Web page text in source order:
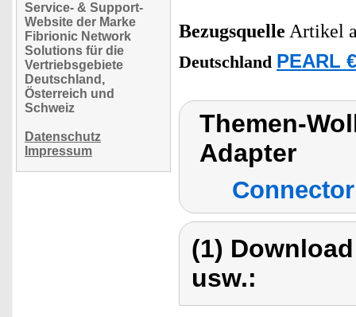
Service- & Support-
Website der Marke
Fibrionic Network
Solutions für die
Vertriebsgebiete
Deutschland,
Österreich und
Schweiz
Datenschutz
Impressum
Bezugsquelle Artikel
Deutschland PEARL
Themen-
Adapter
(1)
usw.: